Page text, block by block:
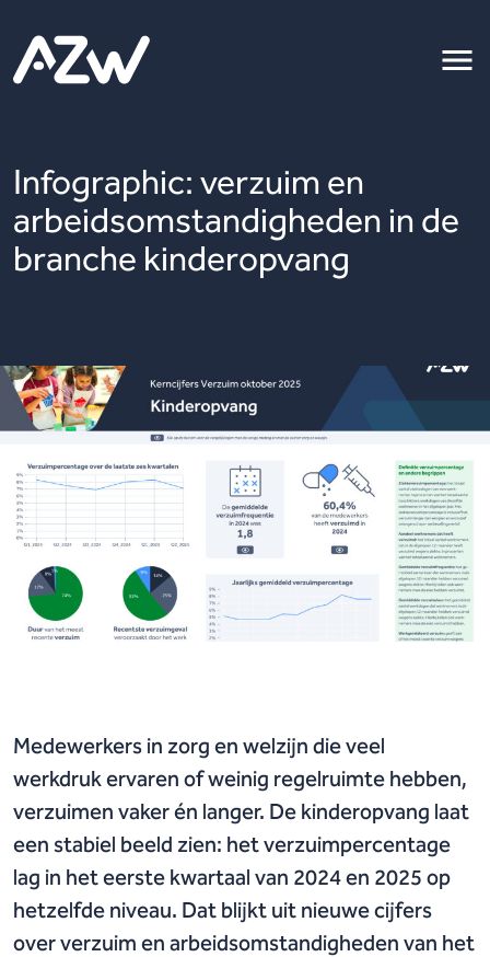
Infographic: verzuim en
arbeidsomstandigheden in de
branche kinderopvang
Medewerkers in zorg en welzijn die veel
werkdruk ervaren of weinig regelruimte hebben,
verzuimen vaker én langer. De kinderopvang laat
een stabiel beeld zien: het verzuimpercentage
lag in het eerste kwartaal van 2024 en 2025 op
hetzelfde niveau. Dat blijkt uit nieuwe cijfers
over verzuim en arbeidsomstandigheden van het